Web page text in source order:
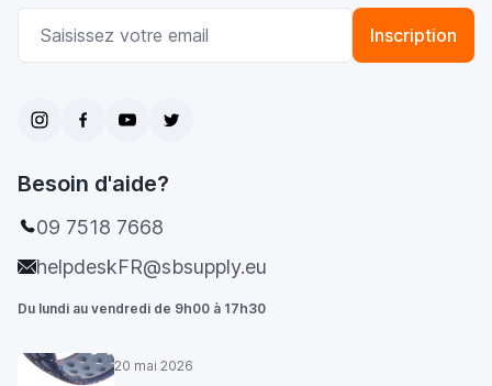
Adresse email
Inscription
Besoin d'aide?
09 7518 7668
helpdeskFR@sbsupply.eu
Du lundi au vendredi de 9h00 à 17h30
20 mai 2026